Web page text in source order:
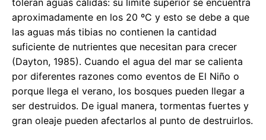
aproximadamente en los 20 ºC y esto se debe a que
las aguas más tibias no contienen la cantidad
suficiente de nutrientes que necesitan para crecer
(Dayton, 1985). Cuando el agua del mar se calienta
por diferentes razones como eventos de El Niño o
porque llega el verano, los bosques pueden llegar a
ser destruidos. De igual manera, tormentas fuertes y
gran oleaje pueden afectarlos al punto de destruirlos.